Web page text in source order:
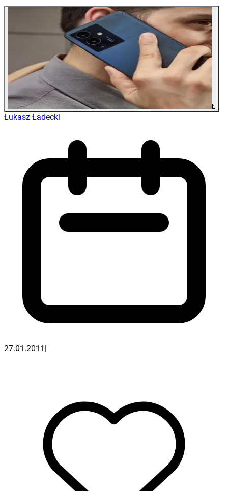
Ł
Łukasz Ładecki
27.01.2011 |